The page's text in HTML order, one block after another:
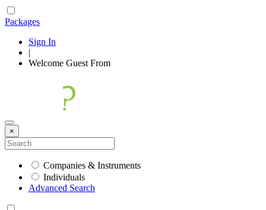
Packages
Sign In
|
Welcome Guest From
×
Companies & Instruments
Individuals
Advanced Search